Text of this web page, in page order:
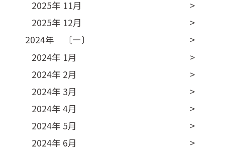
2025年 11月
2025年 12月
2024年 〔ー〕
2024年 1月
2024年 2月
2024年 3月
2024年 4月
2024年 5月
2024年 6月